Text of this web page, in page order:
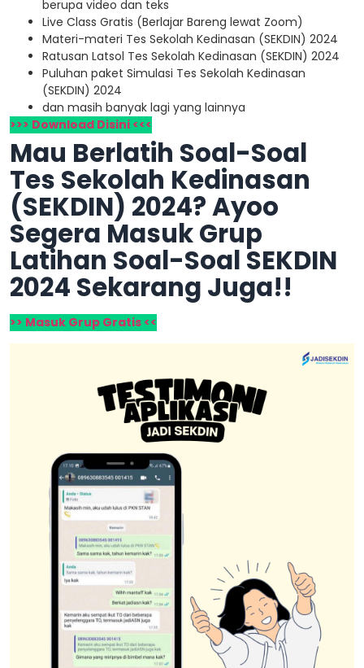
berupa video dan teks
Live Class Gratis (Berlajar Bareng lewat Zoom)
Materi-materi Tes Sekolah Kedinasan (SEKDIN) 2024
Ratusan Latsol Tes Sekolah Kedinasan (SEKDIN) 2024
Puluhan paket Simulasi Tes Sekolah Kedinasan
(SEKDIN) 2024
dan masih banyak lagi yang lainnya
>>> Download Disini <<<
Mau Berlatih Soal-Soal
Tes Sekolah Kedinasan
(SEKDIN) 2024? Ayoo
Segera Masuk Grup
Latihan Soal-Soal SEKDIN
2024 Sekarang Juga!!
>> Masuk Grup Gratis <<